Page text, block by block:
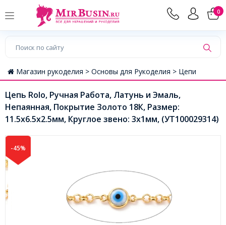
0
Магазин рукоделия > Основы для Рукоделия > Цепи
Цепь Rolo, Ручная Работа, Латунь и Эмаль,
Непаянная, Покрытие Золото 18К, Размер:
11.5x6.5x2.5мм, Круглое звено: 3х1мм, (УТ100029314)
-45%